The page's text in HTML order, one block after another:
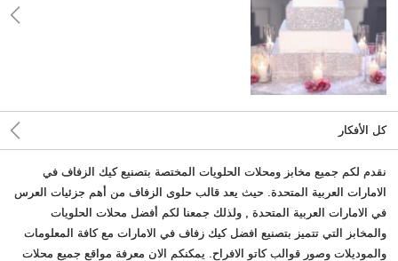
كل الأفكار
نقدم لكم جميع مخابز ومحلات الحلويات المختصة بتصنيع كيك الزفاف في
الامارات العربية المتحدة. حيث يعد قالب حلوى الزفاف من أهم جزئيات العرس
في الامارات العربية المتحدة , ولذلك جمعنا لكم أفضل محلات الحلويات
والمخابز التي تتميز بتصنيع افضل كيك زفاف في الامارات مع كافة المعلومات
والموديلات وصور قوالب كاتو الافراح. يمكنكم الان معرفة مواقع جميع محلات